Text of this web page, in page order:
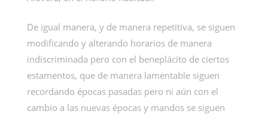
De igual manera, y de manera repetitiva, se siguen
modificando y alterando horarios de manera
indiscriminada pero con el beneplácito de ciertos
estamentos, que de manera lamentable siguen
recordando épocas pasadas pero ni aún con el
cambio a las nuevas épocas y mandos se siguen